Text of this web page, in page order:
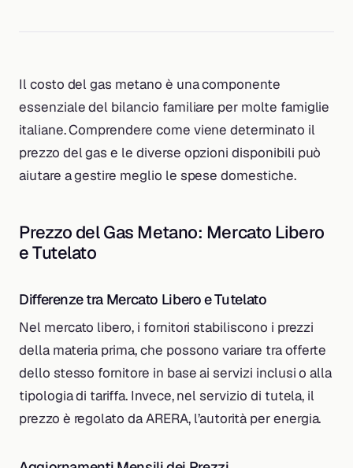
Il costo del gas metano è una componente
essenziale del bilancio familiare per molte famiglie
italiane. Comprendere come viene determinato il
prezzo del gas e le diverse opzioni disponibili può
aiutare a gestire meglio le spese domestiche.
Prezzo del Gas Metano: Mercato Libero
e Tutelato
Differenze tra Mercato Libero e Tutelato
Nel mercato libero, i fornitori stabiliscono i prezzi
della materia prima, che possono variare tra offerte
dello stesso fornitore in base ai servizi inclusi o alla
tipologia di tariffa. Invece, nel servizio di tutela, il
prezzo è regolato da ARERA, l’autorità per energia.